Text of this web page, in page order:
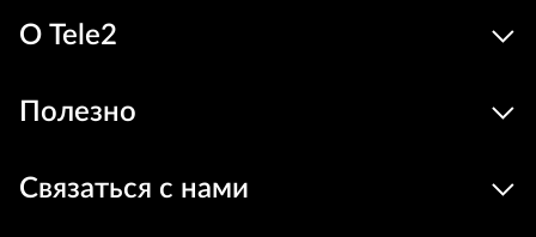
О Tele2
Полезно
Связаться с нами